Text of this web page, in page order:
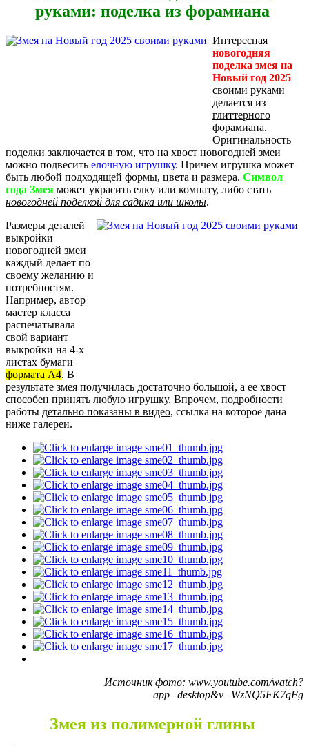
руками: поделка из форамиана
Интересная
новогодняя
поделка змея на
Новый год 2025
своими руками
делается из
глиттерного
форамиана.
Оригинальность
поделки заключается в том, что на хвост новогодней змеи
можно подвесить елочную игрушку. Причем игрушка может
быть любой подходящей формы, цвета и размера. Символ
года Змея может украсить елку или комнату, либо стать
новогодней поделкой для садика или школы.
Размеры деталей
выкройки
новогодней змеи
каждый делает по
своему желанию и
потребностям.
Например, автор
мастер класса
распечатывала
свой вариант
выкройки на 4-х
листах бумаги
формата А4. В
результате змея получилась достаточно большой, а ее хвост
способен принять любую игрушку. Впрочем, подробности
работы детально показаны в видео, ссылка на которое дана
ниже галереи.
Источник фото: www.youtube.com/watch?
app=desktop&v=WzNQ5FK7qFg
Змея из полимерной глины